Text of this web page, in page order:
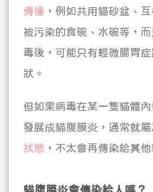
傳播 ，例如共用貓砂盆、
被污染的食碗、水碗等，
毒後，可能只有輕微腸胃
狀。
但如果病毒在某一隻貓體
發展成貓腹膜炎，通常就屬
狀態 ，不太會再傳染給其他
貓腹膜炎會傳染給人嗎？